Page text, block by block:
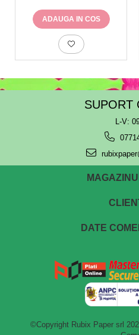
ADAUGA IN COS
SUPORT
L-V:
DATE
©Copyright Rubix Paper srl